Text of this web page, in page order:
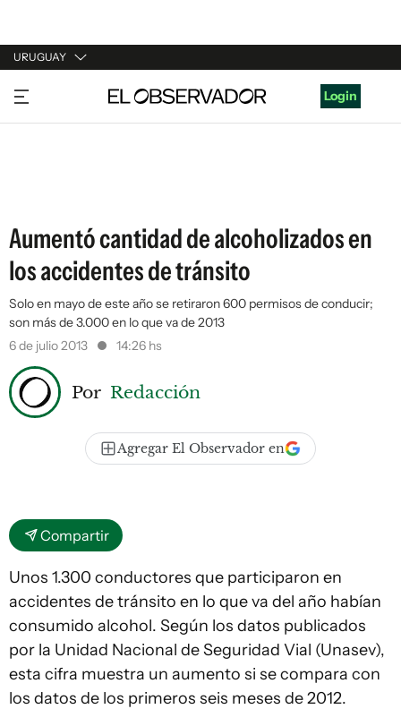
URUGUAY
URUGUAY
ARGENTINA
Login
Aumentó cantidad de alcoholizados en
los accidentes de tránsito
Solo en mayo de este año se retiraron 600 permisos de conducir;
son más de 3.000 en lo que va de 2013
6 de julio 2013
14:26 hs
Por Redacción
Agregar El Observador en
Compartir
Unos 1.300 conductores que participaron en
accidentes de tránsito en lo que va del año habían
consumido alcohol. Según los datos publicados
por la Unidad Nacional de Seguridad Vial (Unasev),
esta cifra muestra un aumento si se compara con
los datos de los primeros seis meses de 2012.